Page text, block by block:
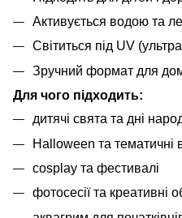
Активується водою та
Світиться під UV
Зручний формат для
Для чого підходить:
дитячі свята та дні
Halloween та тематичні
cosplay та фестивалі
фотосесії та креативні